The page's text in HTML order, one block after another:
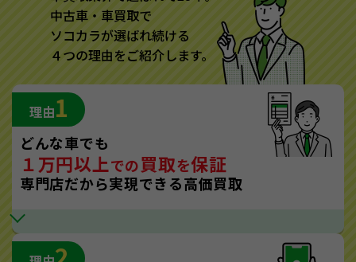
中古車・車買取で
ソコカラが選ばれ続ける
４つの理由をご紹介します。
理由1
どんな車でも
１万円以上での買取を保証
専門店だから実現できる高価買取